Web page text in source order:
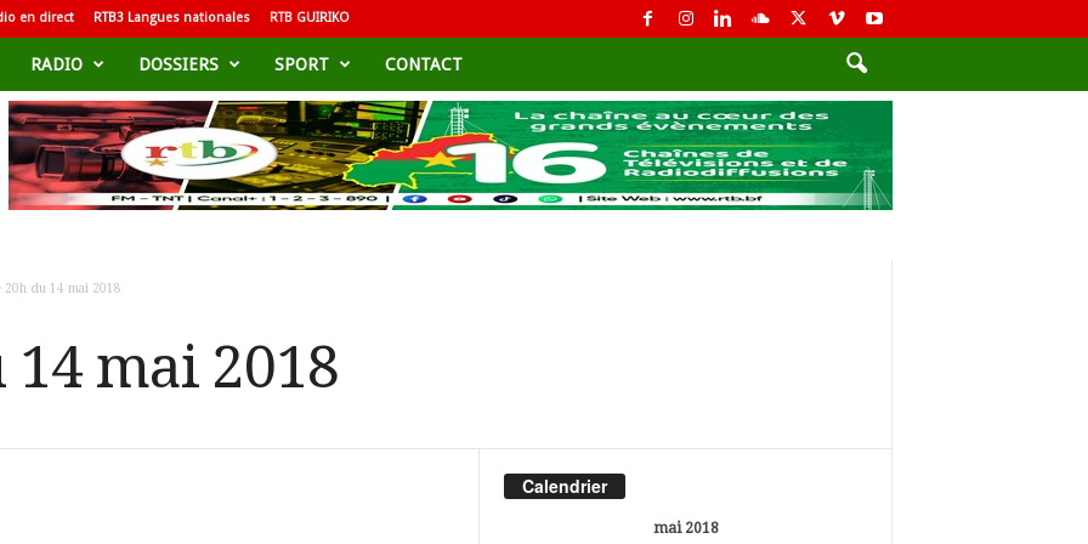
en direct RTB3 Langues nationales RTB GUIRIKO
RADIO DOSSIERS SPORT CONTACT
20h du 14 mai 2018
14 mai 2018
Calendrier
mai 2018